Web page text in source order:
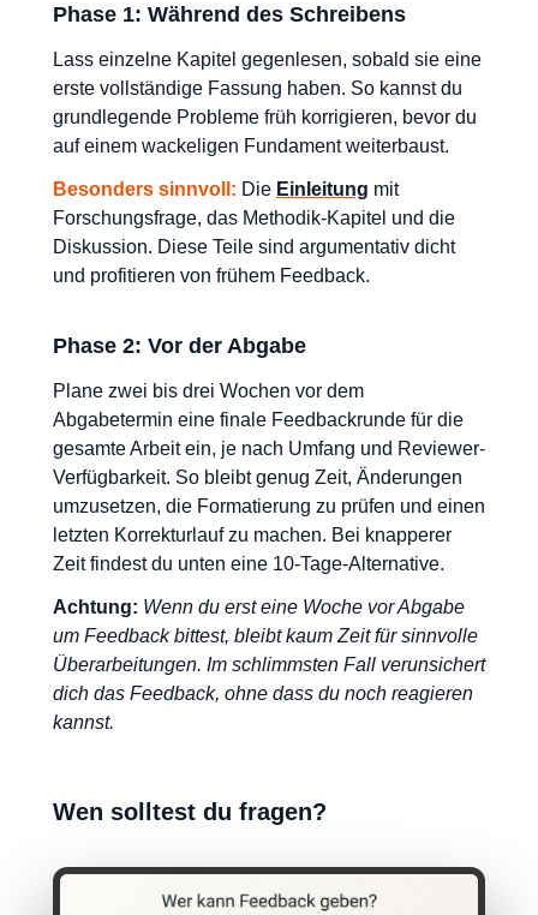
Phase 1: Während des Schreibens
Lass einzelne Kapitel gegenlesen, sobald sie eine
erste vollständige Fassung haben. So kannst du
grundlegende Probleme früh korrigieren, bevor du
auf einem wackeligen Fundament weiterbaust.
Besonders sinnvoll: Die Einleitung mit
Forschungsfrage, das Methodik-Kapitel und die
Diskussion. Diese Teile sind argumentativ dicht
und profitieren von frühem Feedback.
Phase 2: Vor der Abgabe
Plane zwei bis drei Wochen vor dem
Abgabetermin eine finale Feedbackrunde für die
gesamte Arbeit ein, je nach Umfang und Reviewer-
Verfügbarkeit. So bleibt genug Zeit, Änderungen
umzusetzen, die Formatierung zu prüfen und einen
letzten Korrekturlauf zu machen. Bei knapperer
Zeit findest du unten eine 10-Tage-Alternative.
Achtung: Wenn du erst eine Woche vor Abgabe
um Feedback bittest, bleibt kaum Zeit für sinnvolle
Überarbeitungen. Im schlimmsten Fall verunsichert
dich das Feedback, ohne dass du noch reagieren
kannst.
Wen solltest du fragen?